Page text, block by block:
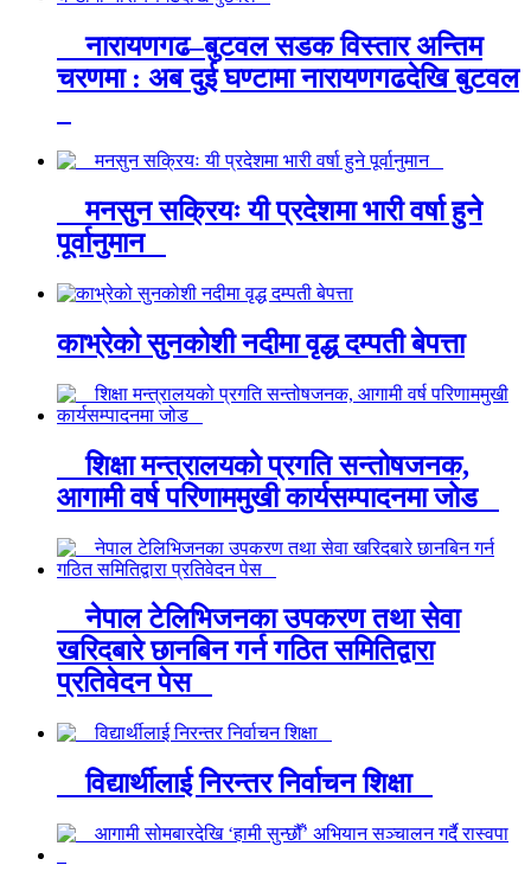
नारायणगढ–बुटवल सडक विस्तार अन्तिम
चरणमा : अब दुई घण्टामा नारायणगढदेखि बुटवल
मनसुन सक्रियः यी प्रदेशमा भारी वर्षा हुने
पूर्वानुमान
काभ्रेको सुनकोशी नदीमा वृद्ध दम्पती बेपत्ता
शिक्षा मन्त्रालयको प्रगति सन्तोषजनक,
आगामी वर्ष परिणाममुखी कार्यसम्पादनमा जोड
नेपाल टेलिभिजनका उपकरण तथा सेवा
खरिदबारे छानबिन गर्न गठित समितिद्वारा
प्रतिवेदन पेस
विद्यार्थीलाई निरन्तर निर्वाचन शिक्षा